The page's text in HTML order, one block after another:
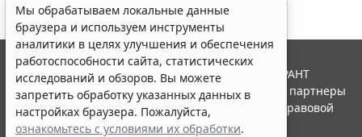
Мы обрабатываем локальные данные
браузера и используем инструменты
аналитики в целях улучшения и обеспечения
работоспособности сайта, статистических
исследований и обзоров. Вы можете
запретить обработку указанных данных в
настройках браузера. Пожалуйста,
ознакомьтесь с условиями их обработки.
© ООО "НПП "ГАРАНТ-СЕРВИС", 2026. Система ГАРАНТ
выпускается с 1990 года. Компания "Гарант" и ее партнеры
являются участниками Российской ассоциации правовой
информации ГАРАНТ.